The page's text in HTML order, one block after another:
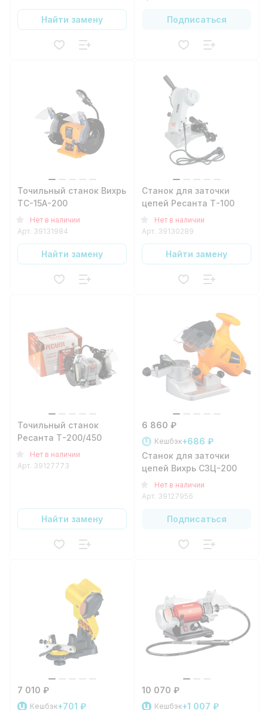
Найти замену Подписаться
Точильный станок Вихрь
ТС-15А-200
Нет в наличии
Арт. 39131984
Найти замену
Станок для заточки
цепей Ресанта Т-100
Нет в наличии
Арт. 39130289
Найти замену
Точильный станок
Ресанта Т-200/450
Нет в наличии
Арт. 39127773
Найти замену
6 860 ₽
Кешбэк+686 ₽
Станок для заточки
цепей Вихрь СЗЦ-200
Нет в наличии
Арт. 39127956
Подписаться
7 010 ₽
Кешбэк+701 ₽
10 070 ₽
Кешбэк+1 007 ₽